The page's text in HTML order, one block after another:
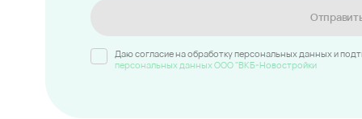
Даю согласие на обработку персональных данных и
персональных данных ООО "ВКБ-Новостройки